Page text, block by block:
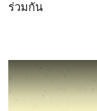
ร่วมกัน